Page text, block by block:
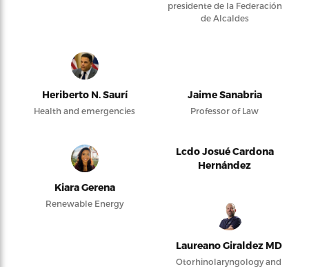
presidente de la Federación
de Alcaldes
Heriberto N. Saurí
Health and emergencies
Jaime Sanabria
Professor of Law
Kiara Gerena
Renewable Energy
Lcdo Josué Cardona
Hernández
Laureano Giraldez MD
Otorhinolaryngology and